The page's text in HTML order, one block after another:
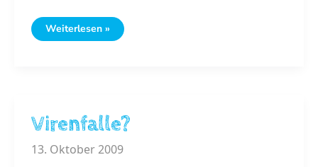
Evang.
MaturantInnen-
Weiterlesen »
Virenfalle?
13. Oktober 2009